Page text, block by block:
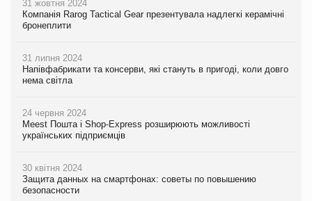
31 жовтня 2024
Компанія Rarog Tactical Gear презентувала надлегкі керамічні
бронеплити
31 липня 2024
Напівфабрикати та консерви, які стануть в пригоді, коли довго
нема світла
24 червня 2024
Meest Пошта і Shop-Express розширюють можливості
українських підприємців
30 квітня 2024
Защита данных на смартфонах: советы по повышению
безопасности